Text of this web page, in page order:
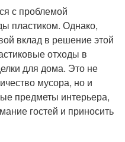
с проблемой
пластиком. Однако,
вклад в решение этой
отходы в
для дома. Это не
мусора, но и
предметы интерьера,
гостей и приносить